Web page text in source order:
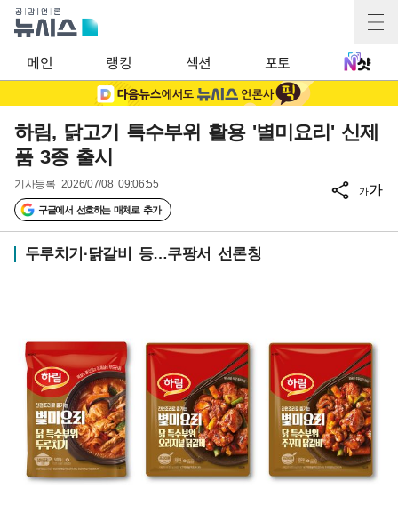
메인 랭킹 섹션 포토
하림, 닭고기 특수부위 활용 '별미요리' 신제
품 3종 출시
기사등록 2026/07/08 09:06:55
구글에서 선호하는 매체로 추가
가가
두루치기·닭갈비 등…쿠팡서 선론칭